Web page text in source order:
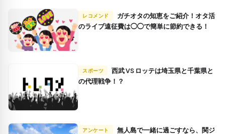
レコメンド
のライブ遠征費は◯◯で簡単に節約できる！
スポーツ
の代理戦争！？
アンケート